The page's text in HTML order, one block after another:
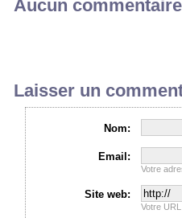
Aucun
Laisser un
Nom:
Email:
Votre
Site web:
Votre